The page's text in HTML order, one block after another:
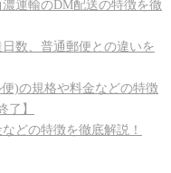
運輸のDM配送の特徴を徹
数、普通郵便との違いを
)の規格や料金などの特徴
了】
どの特徴を徹底解説！